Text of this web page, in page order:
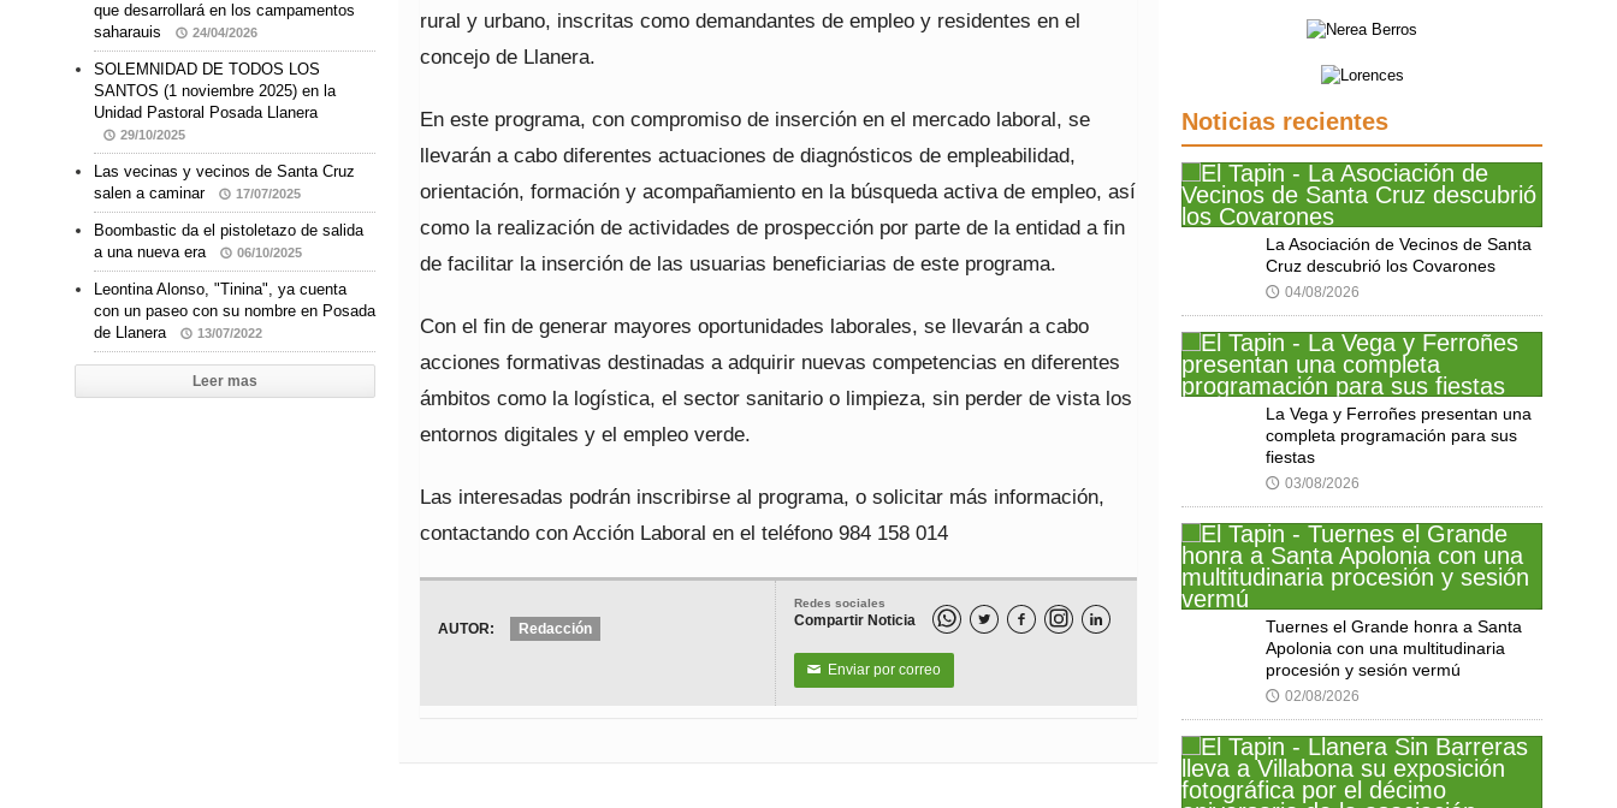
rural y urbano, inscritas como demandantes de empleo y residentes en el
concejo de Llanera.
En este programa, con compromiso de inserción en el mercado laboral, se
llevarán a cabo diferentes actuaciones de diagnósticos de empleabilidad,
orientación, formación y acompañamiento en la búsqueda activa de empleo, así
como la realización de actividades de prospección por parte de la entidad a fin
de facilitar la inserción de las usuarias beneficiarias de este programa.
Con el fin de generar mayores oportunidades laborales, se llevarán a cabo
acciones formativas destinadas a adquirir nuevas competencias en diferentes
ámbitos como la logística, el sector sanitario o limpieza, sin perder de vista los
entornos digitales y el empleo verde.
Las interesadas podrán inscribirse al programa, o solicitar más información,
contactando con Acción Laboral en el teléfono 984 158 014
Redes sociales
Compartir Noticia   
✉ Enviar por correo
AUTOR: Redacción
que desarrollará en los campamentos
saharauis
24/04/2026
SOLEMNIDAD DE TODOS LOS
SANTOS (1 noviembre 2025) en la
Unidad Pastoral Posada Llanera
29/10/2025
Las vecinas y vecinos de Santa Cruz
salen a caminar
17/07/2025
Boombastic da el pistoletazo de salida
a una nueva era
06/10/2025
Leontina Alonso, "Tinina", ya cuenta
con un paseo con su nombre en Posada
de Llanera
13/07/2022
Leer mas
Noticias recientes
La Asociación de Vecinos de Santa
Cruz descubrió los Covarones
🕔 04/08/2026
La Vega y Ferroñes presentan una
completa programación para sus
fiestas
🕔 03/08/2026
Tuernes el Grande honra a Santa
Apolonia con una multitudinaria
procesión y sesión vermú
🕔 02/08/2026